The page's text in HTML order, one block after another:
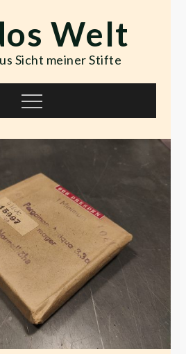
Welt
Sicht meiner Stifte
Menu